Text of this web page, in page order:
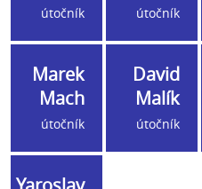
útočník útočník
Marek
Mach
útočník
David
Malík
útočník